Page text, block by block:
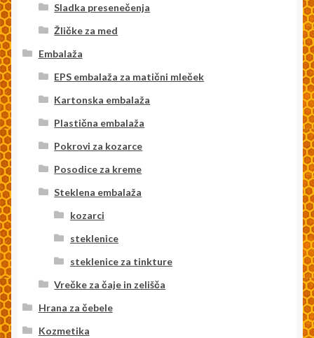
Sladka presenečenja
Žličke za med
Embalaža
EPS embalaža za matični mleček
Kartonska embalaža
Plastična embalaža
Pokrovi za kozarce
Posodice za kreme
Steklena embalaža
kozarci
steklenice
steklenice za tinkture
Vrečke za čaje in zelišča
Hrana za čebele
Kozmetika